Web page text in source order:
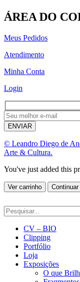
ÁREA DO
Meus Pedidos
Atendimento
Minha Conta
Login
© Leandro Diego de
Arte & Cultura.
You've just added this
Ver carrinho Continuar
CV – BIO
Clipping
Portfólio
Loja
Exposições
O que